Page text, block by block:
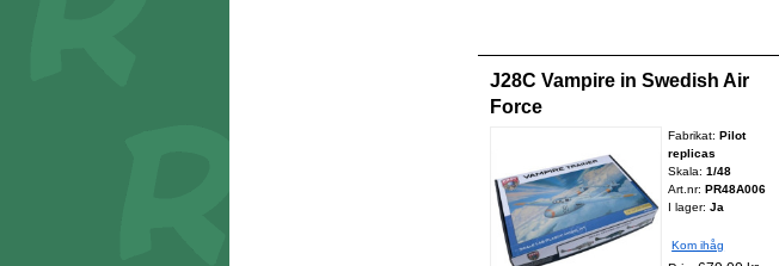
J28C Vampire in Swedish Air
Force
Fabrikat:Pilot
replicas
Skala:1/48
Art.nr:PR48A006
I lager: Ja
Kom ihåg